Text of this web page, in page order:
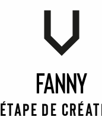
Fanny
Étape de